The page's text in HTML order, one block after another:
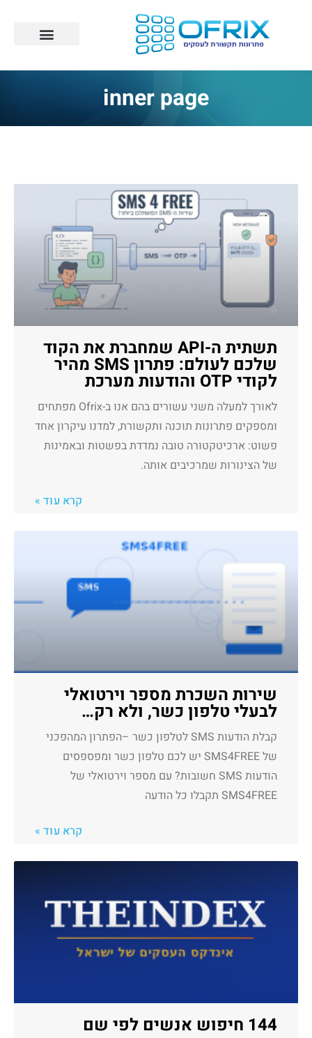
inner page
תשתית ה-API שמחברת את הקוד
שלכם לעולם: פתרון SMS מהיר
לקודי OTP והודעות מערכת
לאורך למעלה משני עשורים בהם אנו ב-Ofrix מפתחים
ומספקים פתרונות תוכנה ותקשורת, למדנו עיקרון אחד
פשוט: ארכיטקטורה טובה נמדדת בפשטות ובאמינות
של הצינורות שמרכיבים אותה.
קרא עוד »
שירות השכרת מספר וירטואלי
לבעלי טלפון כשר, ולא רק…
קבלת הודעות SMS לטלפון כשר –הפתרון המהפכני
של SMS4FREE יש לכם טלפון כשר ומפספסים
הודעות SMS חשובות? עם מספר וירטואלי של
SMS4FREE תקבלו כל הודעה
קרא עוד »
144 חיפוש אנשים לפי שם